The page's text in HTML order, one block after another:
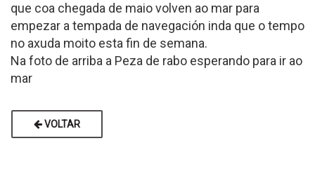
que coa chegada de maio volven ao mar para
empezar a tempada de navegación inda que o tempo
no axuda moito esta fin de semana.
Na foto de arriba a Peza de rabo esperando para ir ao
mar
VOLTAR